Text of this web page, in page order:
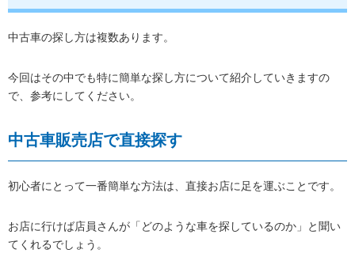
中古車の探し方は複数あります。
今回はその中でも特に簡単な探し方について紹介していきますの
で、参考にしてください。
中古車販売店で直接探す
初心者にとって一番簡単な方法は、直接お店に足を運ぶことです。
お店に行けば店員さんが「どのような車を探しているのか」と聞い
てくれるでしょう。